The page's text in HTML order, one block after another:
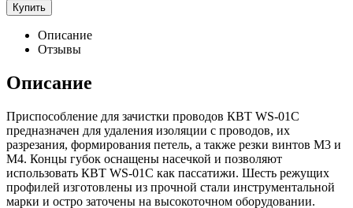
Купить
Описание
Отзывы
Описание
Приспособление для зачистки проводов КВТ WS-01C
предназначен для удаления изоляции с проводов, их
разрезания, формирования петель, а также резки винтов М3 и
М4. Концы губок оснащены насечкой и позволяют
использовать КВТ WS-01C как пассатижи. Шесть режущих
профилей изготовлены из прочной стали инструментальной
марки и остро заточены на высокоточном оборудовании.